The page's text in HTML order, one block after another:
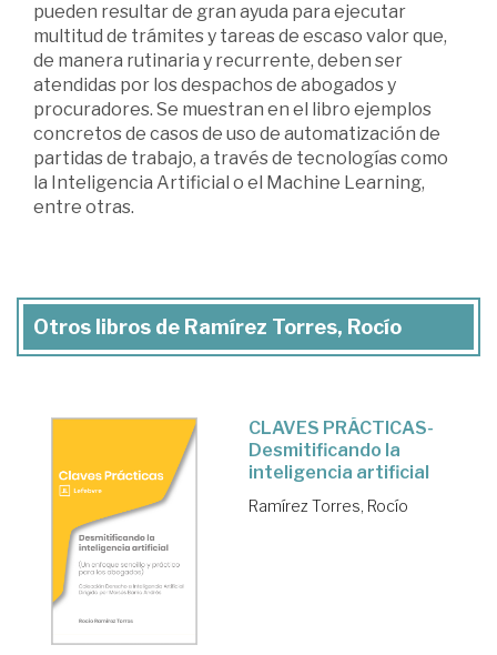
pueden resultar de gran ayuda para ejecutar
multitud de trámites y tareas de escaso valor que,
de manera rutinaria y recurrente, deben ser
atendidas por los despachos de abogados y
procuradores. Se muestran en el libro ejemplos
concretos de casos de uso de automatización de
partidas de trabajo, a través de tecnologías como
la Inteligencia Artificial o el Machine Learning,
entre otras.
Otros libros de Ramírez Torres, Rocío
CLAVES PRÁCTICAS-
Desmitificando la
inteligencia artificial
Ramírez Torres, Rocío